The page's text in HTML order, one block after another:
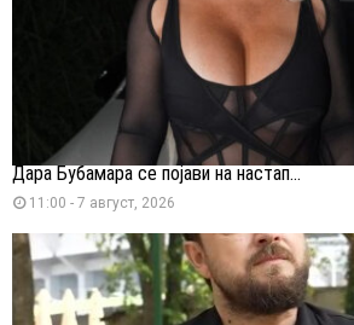
Дара Бубамара се појави на настап...
11:00 - 7 август, 2026